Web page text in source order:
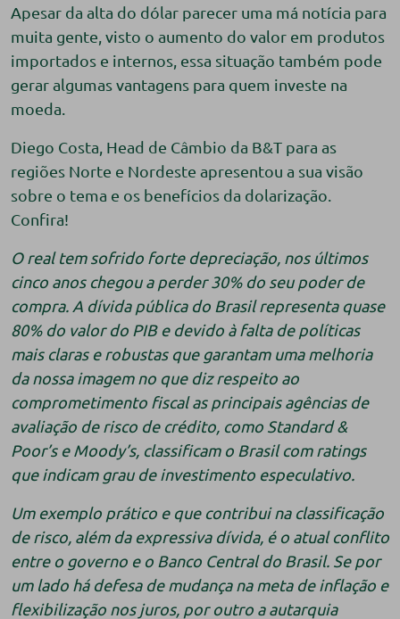
Apesar da alta do dólar parecer uma má notícia para
muita gente, visto o aumento do valor em produtos
importados e internos, essa situação também pode
gerar algumas vantagens para quem investe na
moeda.
Diego Costa, Head de Câmbio da B&T para as
regiões Norte e Nordeste apresentou a sua visão
sobre o tema e os benefícios da dolarização.
Confira!
O real tem sofrido forte depreciação, nos últimos
cinco anos chegou a perder 30% do seu poder de
compra. A dívida pública do Brasil representa quase
80% do valor do PIB e devido à falta de políticas
mais claras e robustas que garantam uma melhoria
da nossa imagem no que diz respeito ao
comprometimento fiscal as principais agências de
avaliação de risco de crédito, como Standard &
Poor’s e Moody’s, classificam o Brasil com ratings
que indicam grau de investimento especulativo.
Um exemplo prático e que contribui na classificação
de risco, além da expressiva dívida, é o atual conflito
entre o governo e o Banco Central do Brasil. Se por
um lado há defesa de mudança na meta de inflação e
flexibilização nos juros, por outro a autarquia